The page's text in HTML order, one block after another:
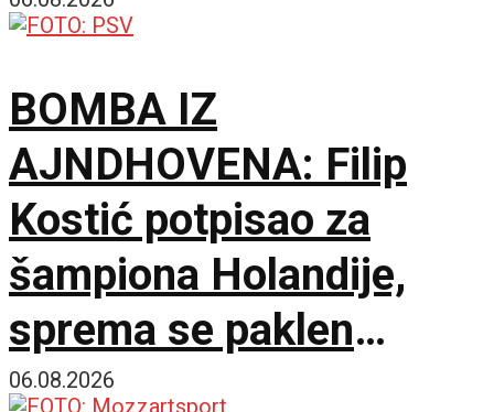
BOMBA IZ
AJNDHOVENA: Filip
Kostić potpisao za
šampiona Holandije,
sprema se paklen
tandem na krilnim
06.08.2026